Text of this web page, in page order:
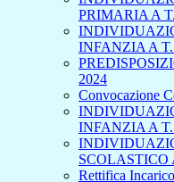
PRIMARIA A
INFANZIA A
2024
Convocazione
INFANZIA A
SCOLASTICO
Rettifica